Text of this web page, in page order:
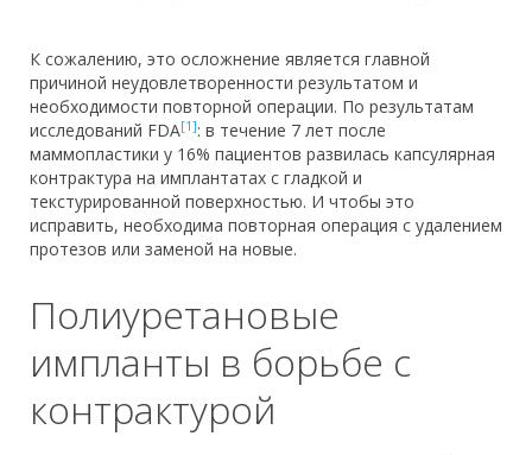
К сожалению, это осложнение является главной
причиной неудовлетворенности результатом и
необходимости повторной операции. По результатам
исследований FDA[1]: в течение 7 лет после
маммопластики у 16% пациентов развилась капсулярная
контрактура на имплантатах с гладкой и
текстурированной поверхностью. И чтобы это
исправить, необходима повторная операция с удалением
протезов или заменой на новые.
Полиуретановые
импланты в борьбе с
контрактурой